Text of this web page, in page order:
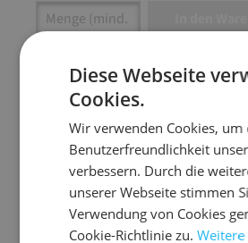
Artikel Anzahl: Gib den
Artikel anfragen
Nomapack WS Profil für
Kantenstärke
Diese Webseite
Cookies.
Wir verwenden Cookies, um
Benutzerfreundlichkeit
verbessern. Durch die
unserer Webseite stimmen
Verwendung von Cookies
Cookie-Richtlinie zu.Weitere